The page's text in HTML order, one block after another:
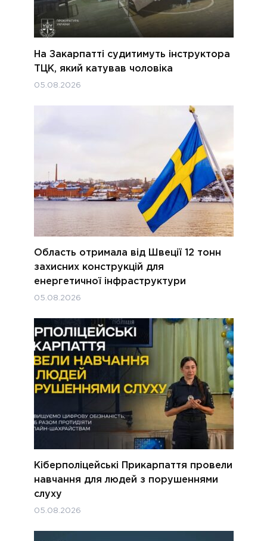
На Закарпатті судитимуть інструктора
ТЦК, який катував чоловіка
05.08.2026
Область отримала від Швеції 12 тонн
захисних конструкцій для
енергетичної інфраструктури
05.08.2026
Кіберполіцейські Прикарпаття провели
навчання для людей з порушеннями
слуху
05.08.2026